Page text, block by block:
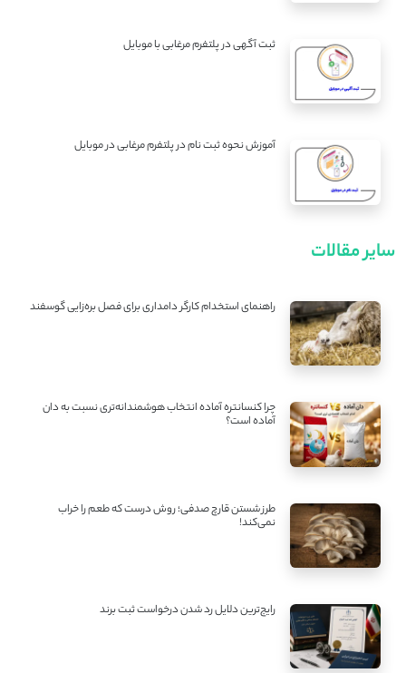
ثبت آگهی در پلتفرم مرغابی با موبایل
آموزش نحوه ثبت نام در پلتفرم مرغابی در موبایل
سایر مقالات
راهنمای استخدام کارگر دامداری برای فصل بره‌زایی گوسفند
چرا کنسانتره آماده انتخاب هوشمندانه‌تری نسبت به دان
آماده است؟
طرز شستن قارچ صدفی؛ روش درست که طعم را خراب
نمی‌کند!
رایج‌ترین دلایل رد شدن درخواست ثبت برند